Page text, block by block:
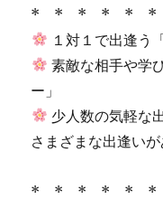
* * * * *
１対１で出逢う
素敵な相手や学
ー」
少人数の気軽な
さまざまな出逢い
* * * * *